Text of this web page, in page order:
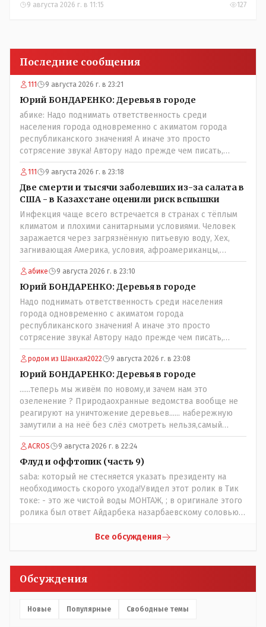
9 августа 2026 г. в 11:15 127
Последние сообщения
111 9 августа 2026 г. в 23:21
Юрий БОНДАРЕНКО: Деревья в городе
абике: Надо поднимать ответственность среди
населения города одновременно с акиматом города
республиканского значения! А иначе это просто
сотрясение звука! Автору надо прежде чем писать,
необходимо самому обратиться в ЖКХ акимата и
разобраться прежде чем своей статьей провоцировать
население города!Согласен всецело!
111 9 августа 2026 г. в 23:18
Две смерти и тысячи заболевших из-за салата в
США - в Казахстане оценили риск вспышки
Инфекция чаще всего встречается в странах с тёплым
климатом и плохими санитарными условиями. Человек
заражается через загрязнённую питьевую воду, Хех,
загнивающая Америка, условия, афроамериканцы,
грязная вода, отсутствие страховок, нечистоплотные
мигранты и прочее.. Лучше России и Казахстана жить
негде..
абике 9 августа 2026 г. в 23:10
Юрий БОНДАРЕНКО: Деревья в городе
Надо поднимать ответственность среди населения
города одновременно с акиматом города
республиканского значения! А иначе это просто
сотрясение звука! Автору надо прежде чем писать,
необходимо самому обратиться в ЖКХ акимата и
разобраться прежде чем своей статьей провоцировать
население города!
родом из Шанхая2022 9 августа 2026 г. в 23:08
Юрий БОНДАРЕНКО: Деревья в городе
......теперь мы живём по новому,и зачем нам это
озеленение ? Природаохранные ведомства вообще не
реагируют на уничтожение деревьев...... набережную
замутили а на неё без слёз смотреть нельзя,самый
наивысший уровень рукопопства наших
строителей"специалистов",как исторические здания
сносить пожалуйста ,а как на века построить слабо.....Вы
вот господин Бондаренко большой учёный прошлись
бы по историческим постройкам сколько было
ликвидировано в советское время и в наше.......
ACROS 9 августа 2026 г. в 22:24
Флуд и оффтопик (часть 9)
saba: который не стесняется указать президенту на
необходимость скорого ухода!Увидел этот ролик в Тик
токе: - это же чистой воды МОНТАЖ, ; в оригинале этого
ролика был ответ Айдарбека назарбаевскому соловью
просто напросто - КЛОУНЫ или МАРИОНЕТКИ власти и
видимость ИНТРИГИ выборов, его как бы и якобы
НАКАЛ - и тот и этот без разрешения АП - и шага,
- идёт СКУЧНАЯ и НУДНАЯ и МОНОТОННАЯ и полностью
Все обсуждения
Обсуждения
Новые Популярные Свободные темы